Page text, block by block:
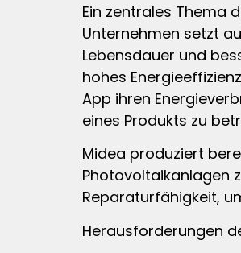
Ein zentrales Thema
Unternehmen setzt
Lebensdauer und
hohes
App ihren
eines Produkts zu
Midea produziert
Photovoltaikanlagen
Reparaturfähigkeit,
Herausforderungen